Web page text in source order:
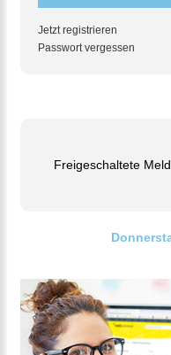
Jetzt registrieren
Passwort vergessen
Freigeschaltete